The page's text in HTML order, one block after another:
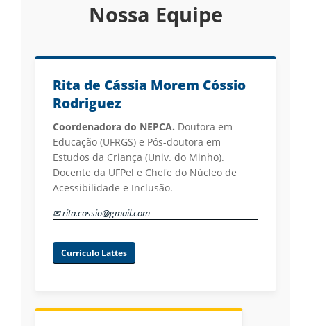
Nossa Equipe
Rita de Cássia Morem Cóssio
Rodriguez
Coordenadora do NEPCA. Doutora em
Educação (UFRGS) e Pós-doutora em
Estudos da Criança (Univ. do Minho).
Docente da UFPel e Chefe do Núcleo de
Acessibilidade e Inclusão.
✉ rita.cossio@gmail.com
Currículo Lattes